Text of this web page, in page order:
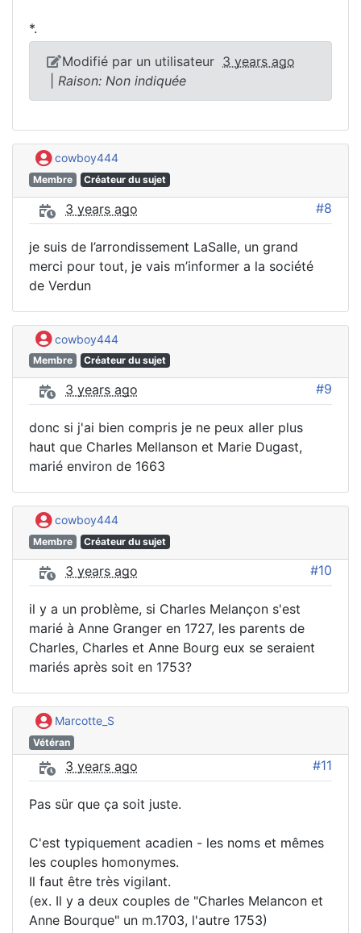
*.
Modifié par un utilisateur 3 years ago
Raison: Non indiquée
cowboy444
Membre Créateur du sujet
3 years ago #8
je suis de l’arrondissement LaSalle, un grand
merci pour tout, je vais m’informer a la société
de Verdun
cowboy444
Membre Créateur du sujet
3 years ago #9
donc si j'ai bien compris je ne peux aller plus
haut que Charles Mellanson et Marie Dugast,
marié environ de 1663
cowboy444
Membre Créateur du sujet
3 years ago #10
il y a un problème, si Charles Melançon s'est
marié à Anne Granger en 1727, les parents de
Charles, Charles et Anne Bourg eux se seraient
mariés après soit en 1753?
Marcotte_S
Vétéran
3 years ago #11
Pas sür que ça soit juste.
C'est typiquement acadien - les noms et mêmes
les couples homonymes.
Il faut être très vigilant.
(ex. Il y a deux couples de "Charles Melancon et
Anne Bourque" un m.1703, l'autre 1753)